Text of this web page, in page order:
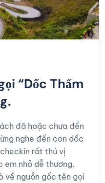
“Dốc Thẩm
đã hoặc chưa đến
nghe đến con dốc
rất thú vị
em nhỏ dễ thương.
về nguồn gốc tên gọi